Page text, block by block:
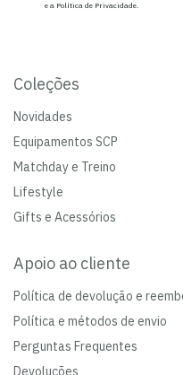
e a Política de Privacidade.
Coleções
Novidades
Equipamentos SCP
Matchday e Treino
Lifestyle
Gifts e Acessórios
Apoio ao cliente
Política de devolução e
Política e métodos de envio
Perguntas Frequentes
Devoluções